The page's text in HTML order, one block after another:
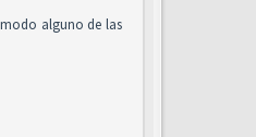
modo alguno de las